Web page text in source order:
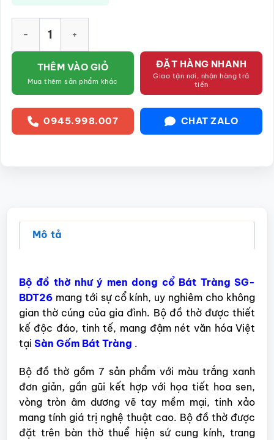
THÊM VÀO GIỎ
Mua thêm sản phẩm khác
ĐẶT HÀNG NHANH
Giao tận nơi, nhận hàng trả
tiền
0945.998.007 CHAT ZALO
Mô tả
Bộ đồ thờ như ý men dong cổ Bát Tràng SG-
BDT26mang tới sự cổ kính, uy nghiêm cho không
gian thờ cúng của gia đình. Bộ đồ thờ được thiết
kế độc đáo, tinh tế, mang đậm nét văn hóa Việt
tại Sàn Gốm Bát Tràng .
Bộ đồ thờ gồm 7 sản phẩm với màu trắng xanh
đơn giản, gần gũi kết hợp với họa tiết hoa sen,
vòng tròn âm dương vẽ tay mềm mại, tinh xảo
mang tính giá trị nghệ thuật cao. Bộ đồ thờ được
đặt trên bàn thờ thuể hiện sứ cung kính, trang